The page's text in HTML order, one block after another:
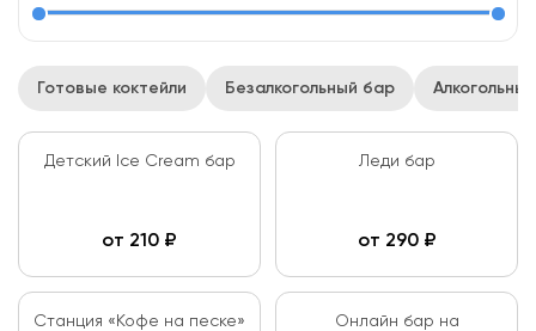
Готовые коктейли Безалкогольный бар
Детский Ice Cream бар
от 210 ₽
Леди бар
от 290₽
Станция «Кофе на песке»
Онлайн бар на